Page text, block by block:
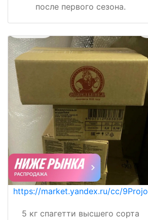
после первого сезона.
https://market.yandex.ru/cc/9Projo
5 кг спагетти высшего сорта